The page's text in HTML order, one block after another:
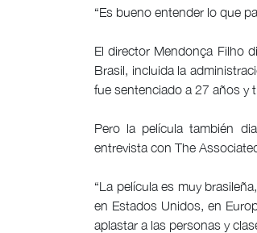
“Es bueno entender lo que
El director Mendonça Filho
Brasil, incluida la
fue sentenciado a 27 años y
Pero la película también
entrevista con The
“La película es muy
en Estados Unidos, en
aplastar a las personas y